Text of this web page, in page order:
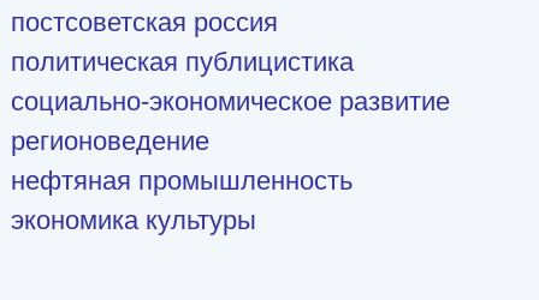
постсоветская россия
политическая публицистика
социально-экономическое развитие
регионоведение
нефтяная промышленность
экономика культуры